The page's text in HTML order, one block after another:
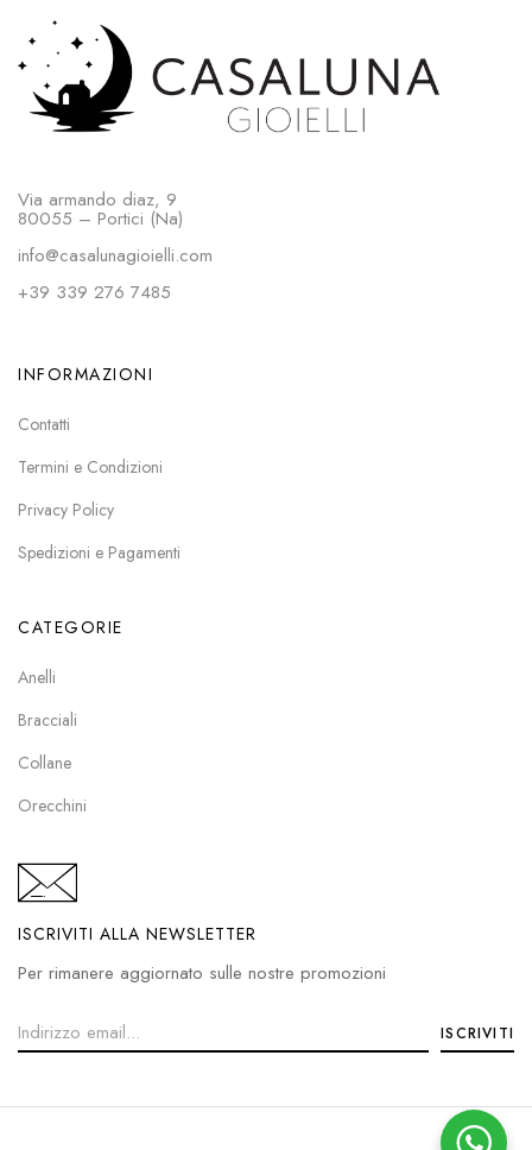
Via armando diaz, 9
80055 – Portici (Na)
info@casalunagioielli.com
+39 339 276 7485
INFORMAZIONI
Contatti
Termini e Condizioni
Privacy Policy
Spedizioni e Pagamenti
CATEGORIE
Anelli
Bracciali
Collane
Orecchini
ISCRIVITI ALLA NEWSLETTER
Per rimanere aggiornato sulle nostre promozioni